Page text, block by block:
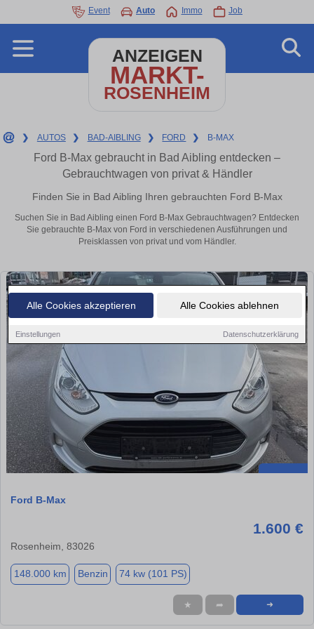
Alle Cookies akzeptieren Alle Cookies ablehnen
Einstellungen Datenschutzerklärung
Event Auto Immo Job
ANZEIGEN
MARKT-
ROSENHEIM
❯ AUTOS ❯ BAD-AIBLING ❯ FORD ❯ B-MAX
Ford B-Max gebraucht in Bad Aibling entdecken –
Gebrauchtwagen von privat & Händler
Finden Sie in Bad Aibling Ihren gebrauchten Ford B-Max
Suchen Sie in Bad Aibling einen Ford B-Max Gebrauchtwagen? Entdecken
Sie gebrauchte B-Max von Ford in verschiedenen Ausführungen und
Preisklassen von privat und vom Händler.
Ford B-Max
1.600 €
Rosenheim, 83026
148.000 km Benzin 74 kw (101 PS)
★ ➦ ➜